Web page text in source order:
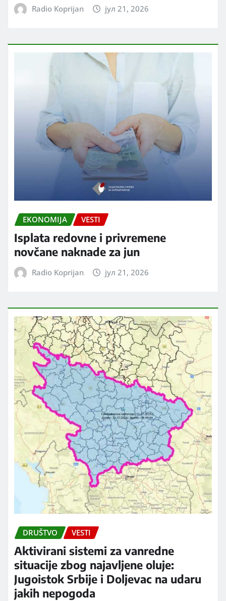
Radio Koprijan јул 21, 2026
EKONOMIJA VESTI
Isplata redovne i privremene
novčane naknade za jun
Radio Koprijan јул 21, 2026
DRUŠTVO VESTI
Aktivirani sistemi za vanredne
situacije zbog najavljene oluje:
Jugoistok Srbije i Doljevac na udaru
jakih nepogoda